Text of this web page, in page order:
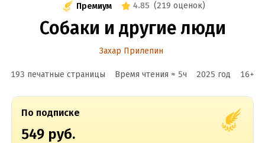
Премиум 4.85 (219 оценок)
Собаки и другие люди
Захар Прилепин
193 печатные страницы Время чтения ≈ 5ч 2025 год 16+
По подписке
549 руб.